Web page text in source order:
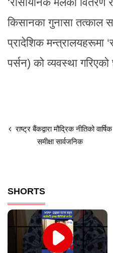
किसानका गुनासा तत्काल
प्रादेशिक मन्त्रालयहरूमा
पर्सन) को व्यवस्था
राष्ट्र बैंकद्वारा मौद्रिक नीतिको वार्षिक
समीक्षा सार्वजनिक
SHORTS